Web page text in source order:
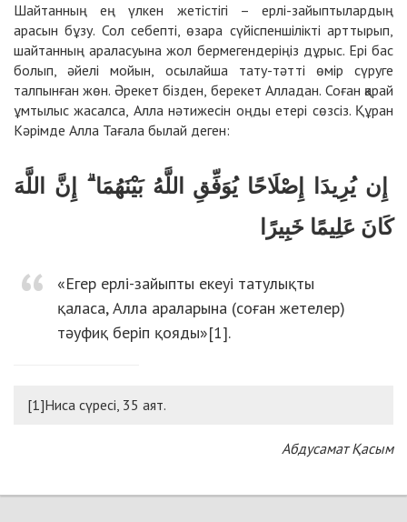
Шайтанның ең үлкен жетістігі – ерлі-зайыптылардың
арасын бұзу. Сол себепті, өзара сүйіспеншілікті арттырып,
шайтанның араласуына жол бермегендеріңіз дұрыс. Ері бас
болып, әйелі мойын, осылайша тату-тәтті өмір сүруге
талпынған жөн. Әрекет бізден, берекет Алладан. Соған қарай
ұмтылыс жасалса, Алла нәтижесін оңды етері сөзсіз. Құран
Кәрімде Алла Тағала былай деген:
إِن يُرِيدَا إِصْلَاحًا يُوَفِّقِ اللَّهُ بَيْنَهُمَا ۗ إِنَّ اللَّهَ
كَانَ عَلِيمًا خَبِيرًا
«Егер ерлі-зайыпты екеуі татулықты
қаласа, Алла араларына (соған жетелер)
тәуфиқ беріп қояды»[1].
[1]Ниса сүресі, 35 аят.
Абдусамат Қасым